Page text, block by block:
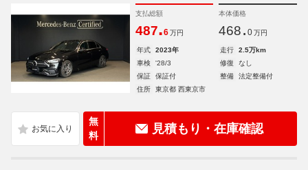
支払総額
487.6 万円
本体価格
468. 0 万円
年式 2023年 走行
2.5万km
車検
'28/3 修復
なし
保証
保証付 整備
法定整備付
住所
東京都 西東京市
無
料
見積もり・在庫確認